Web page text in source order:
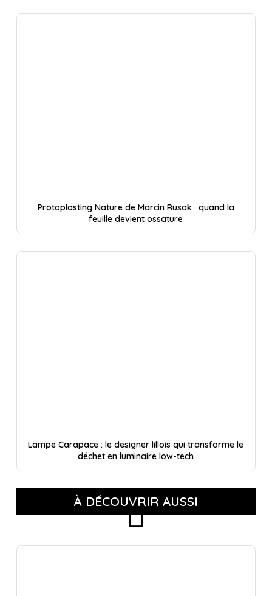
Protoplasting Nature de Marcin Rusak : quand la
feuille devient ossature
Lampe Carapace : le designer lillois qui transforme le
déchet en luminaire low-tech
À DÉCOUVRIR AUSSI